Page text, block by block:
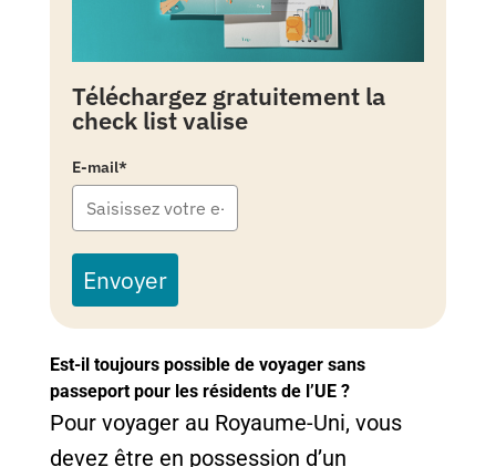
Téléchargez gratuitement la
check list valise
E-mail*
Envoyer
Est-il toujours possible de voyager sans
passeport pour les résidents de l’UE ?
Pour voyager au Royaume-Uni, vous
devez être en possession d’un